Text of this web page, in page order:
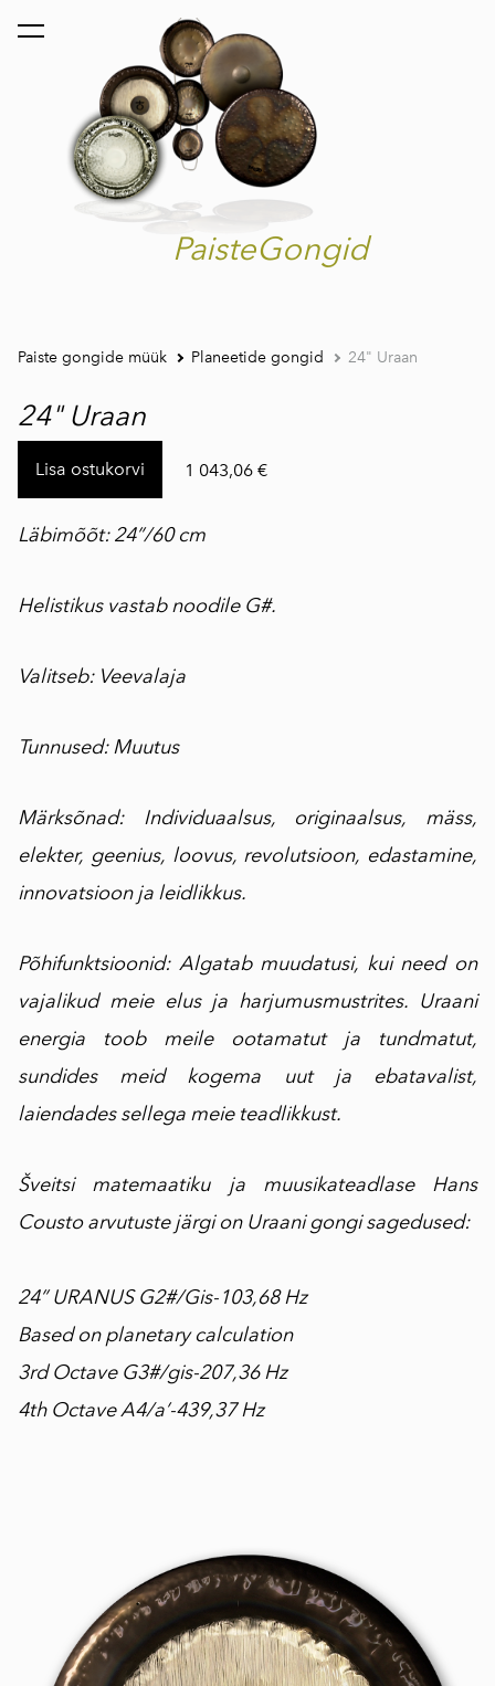
PaisteGongid
lisati ostukorvi. Vaata ostukorvi
Paiste gongide müük Planeetide gongid 24" Uraan
24" Uraan
Lisa ostukorvi 1 043,06 €
Läbimõõt: 24”/60 cm
Helistikus vastab noodile G#.
Valitseb: Veevalaja
Tunnused: Muutus
Märksõnad: Individuaalsus, originaalsus, mäss,
elekter, geenius, loovus, revolutsioon, edastamine,
innovatsioon ja leidlikkus.
Põhifunktsioonid: Algatab muudatusi, kui need on
vajalikud meie elus ja harjumusmustrites. Uraani
energia toob meile ootamatut ja tundmatut,
sundides meid kogema uut ja ebatavalist,
laiendades sellega meie teadlikkust.
Šveitsi matemaatiku ja muusikateadlase Hans
Cousto arvutuste järgi on Uraani gongi sagedused:
24” URANUS G2#/Gis-103,68 Hz
Based on planetary calculation
3rd Octave G3#/gis-207,36 Hz
4th Octave A4/a’-439,37 Hz